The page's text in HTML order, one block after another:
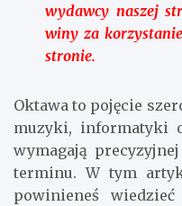
wydawcy naszej
winy za
stronie.
Oktawa to pojęcie
muzyki, informatyki
wymagają
terminu. W tym
powinieneś